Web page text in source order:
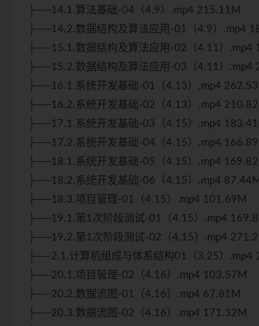
├──14.1.算法基础-04（4.9）.mp4 215.11M
├──14.2.数据结构及算法应用-01（4.9）.mp4
├──15.1.数据结构及算法应用-02（4.11）.mp4
├──15.2.数据结构及算法应用-03（4.11）.mp4
├──16.1.系统开发基础-01（4.13）.mp4
├──16.2.系统开发基础-02（4.13）.mp4
├──17.1.系统开发基础-03（4.15）.mp4
├──17.2.系统开发基础-04（4.15）.mp4
├──18.1.系统开发基础-05（4.15）.mp4
├──18.2.系统开发基础-06（4.15）.mp4 87.44M
├──18.3.项目管理-01（4.15）.mp4 101.69M
├──19.1.第1次阶段测试-01（4.15）.mp4
├──19.2.第1次阶段测试-02（4.15）.mp4
├──2.1.计算机组成与体系结构01（3.25）.mp4
├──20.1.项目管理-02（4.16）.mp4 103.57M
├──20.2.数据流图-01（4.16）.mp4 67.81M
├──20.3.数据流图-02（4.16）.mp4 171.32M